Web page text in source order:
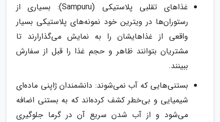
غذاهای تقلبی پلاستیکی (Sampuru): بسیاری از
رستوران‌ها در ویترین خود نمونه‌های پلاستیکی بسیار
واقعی از غذاهایشان را به نمایش می‌گذارارند تا
مشتریان بتوانند ظاهر و حجم غذا را قبل از سفارش
ببینند.
بستنی‌هایی که آب نمی‌شوند: دانشمندان ژاپنی ماده‌ای
شیمیایی و بی‌خطر کشف کرده‌اند که به بستنی اضافه
می‌شود و از آب شدن سریع آن در گرما جلوگیری